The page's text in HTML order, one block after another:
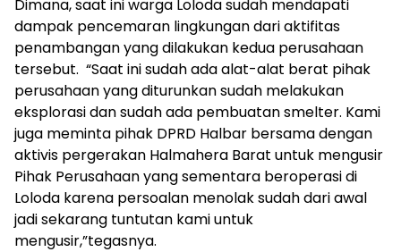
Dimana, saat ini warga Loloda sudah mendapati
dampak pencemaran lingkungan dari aktifitas
penambangan yang dilakukan kedua perusahaan
tersebut. “Saat ini sudah ada alat-alat berat pihak
perusahaan yang diturunkan sudah melakukan
eksplorasi dan sudah ada pembuatan smelter. Kami
juga meminta pihak DPRD Halbar bersama dengan
aktivis pergerakan Halmahera Barat untuk mengusir
Pihak Perusahaan yang sementara beroperasi di
Loloda karena persoalan menolak sudah dari awal
jadi sekarang tuntutan kami untuk
mengusir,”tegasnya.